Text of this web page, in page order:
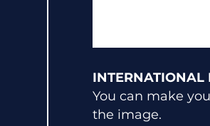
INTERNATIONAL
You can make
the image.